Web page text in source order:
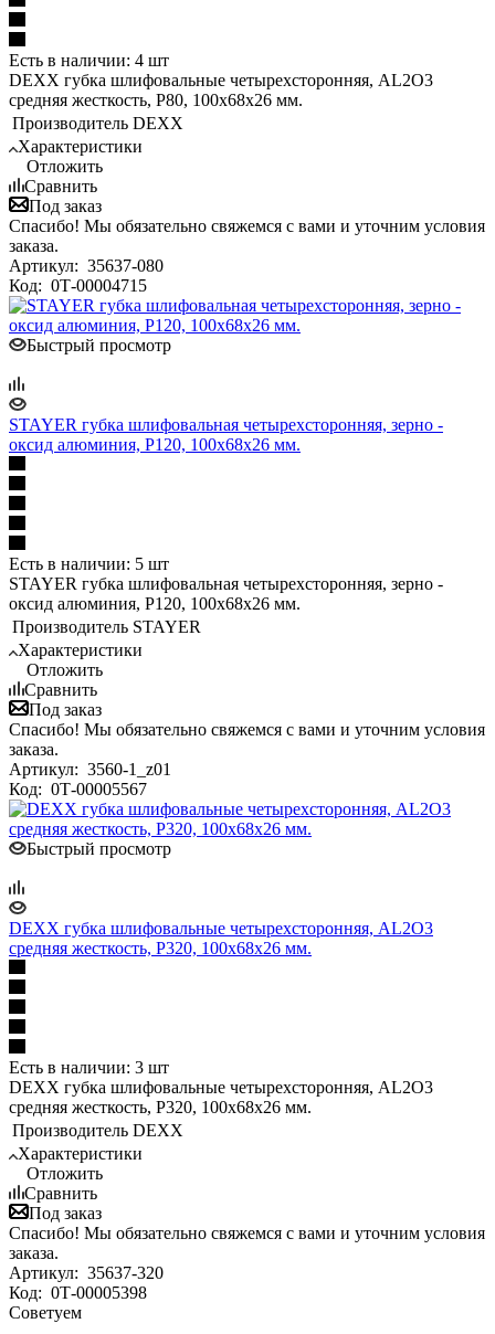
Есть в наличии: 4 шт
DEXX губка шлифовальные четырехсторонняя, AL2O3
средняя жесткость, Р80, 100х68х26 мм.
Производитель DEXX
Характеристики
Отложить
Сравнить
Под заказ
Спасибо! Мы обязательно свяжемся с вами и уточним условия
заказа.
Артикул: 35637-080
Код: 0Т-00004715
Быстрый просмотр
STAYER губка шлифовальная четырехсторонняя, зерно -
оксид алюминия, Р120, 100x68x26 мм.
Есть в наличии: 5 шт
STAYER губка шлифовальная четырехсторонняя, зерно -
оксид алюминия, Р120, 100x68x26 мм.
Производитель STAYER
Характеристики
Отложить
Сравнить
Под заказ
Спасибо! Мы обязательно свяжемся с вами и уточним условия
заказа.
Артикул: 3560-1_z01
Код: 0Т-00005567
Быстрый просмотр
DEXX губка шлифовальные четырехсторонняя, AL2O3
средняя жесткость, Р320, 100х68х26 мм.
Есть в наличии: 3 шт
DEXX губка шлифовальные четырехсторонняя, AL2O3
средняя жесткость, Р320, 100х68х26 мм.
Производитель DEXX
Характеристики
Отложить
Сравнить
Под заказ
Спасибо! Мы обязательно свяжемся с вами и уточним условия
заказа.
Артикул: 35637-320
Код: 0Т-00005398
Советуем